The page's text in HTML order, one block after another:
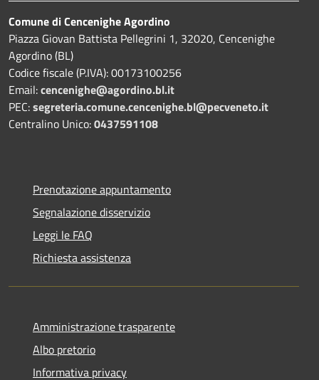
Comune di Cencenighe Agordino
Piazza Giovan Battista Pellegrini 1, 32020, Cencenighe
Agordino (BL)
Codice fiscale (P.IVA): 00173100256
Email:cencenighe@agordino.bl.it
PEC:segreteria.comune.cencenighe.bl@pecveneto.it
Centralino Unico:0437591108
Prenotazione appuntamento
Segnalazione disservizio
Leggi le FAQ
Richiesta assistenza
Amministrazione trasparente
Albo pretorio
Informativa privacy